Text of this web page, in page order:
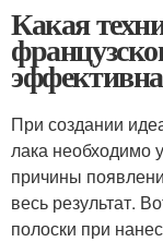
Какая
При создании
лака необходимо
причины
весь результат.
полоски при